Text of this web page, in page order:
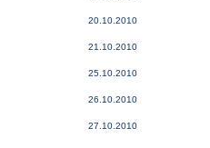
20.10.2010
21.10.2010
25.10.2010
26.10.2010
27.10.2010